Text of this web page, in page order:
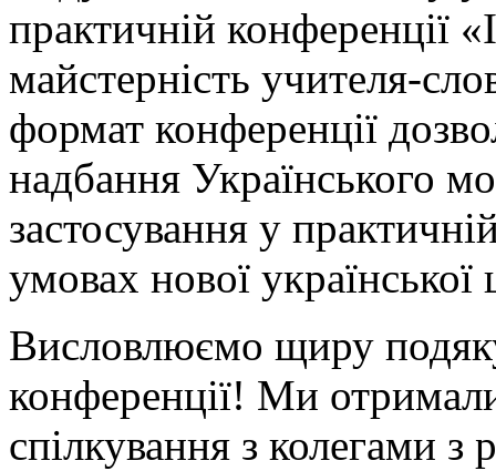
практичній конференції
майстерність учителя-
формат конференції
надбання Українського
застосування у
умовах нової
Висловлюємо щиру
конференції! Ми
спілкування з колегами з